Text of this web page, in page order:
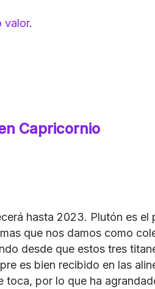
valor.
Capricornio
hasta 2023. Plutón es el
que nos damos como
desde que estos tres
es bien recibido en las
por lo que ha